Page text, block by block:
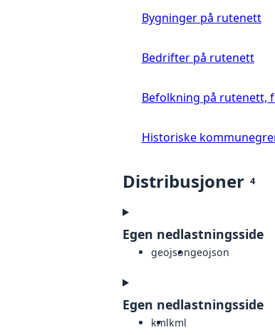
Bygninger på rutenett
Bedrifter på rutenett
Befolkning på rutenett,
Historiske
Distribusjoner 4
Egen nedlastningsside
geojsongeojson
Egen nedlastningsside
kmlkml